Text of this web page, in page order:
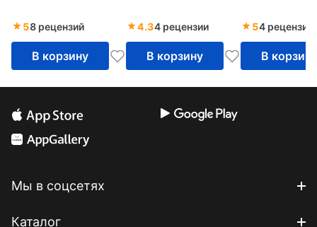
58 рецензий
В корзину
4.34 рецензии
В корзину
мафии
54 рецензии
В корзину
Мы в соцсетях
Каталог